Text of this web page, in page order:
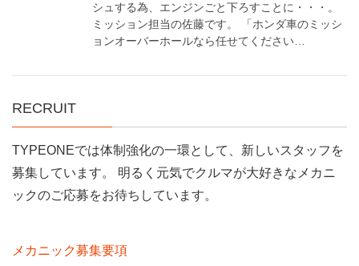
シュする為、エンジンごと下ろすことに・・・。
ミッション担当の佐藤です。 「ホンダ車のミッシ
ョンオーバーホールなら任せてください…
RECRUIT
TYPEONEでは体制強化の一環として、新しいスタッフを
募集しています。 明るく元気でクルマが大好きなメカニ
ックのご応募をお待ちしています。
メカニック募集要項